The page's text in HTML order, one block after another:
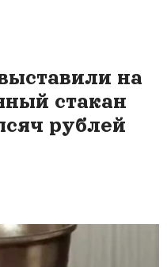
на
стакан
рублей